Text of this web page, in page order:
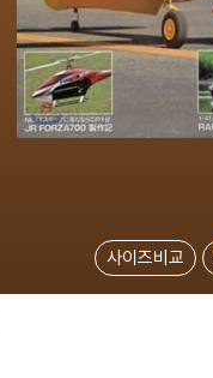
사이즈비교